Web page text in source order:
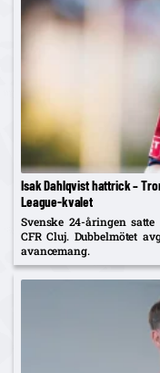
Isak Dahlqvist hattrick –
League-kvalet
Svenske 24-åringen
CFR Cluj. Dubbelmötet
avancemang.